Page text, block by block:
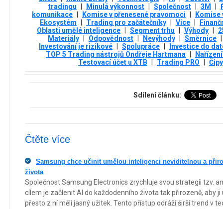
tradingu
Minulá výkonnost Společnost 3М
komunikace
Komise v přenesené pravomoci
Komise
Ekosystém
Trading pro začátečníky Vice
Oblasti umělé inteligence
Segment trhu Výhody
Materiály
Odpovědnost Nevýhody Směrnice
Investování je rizikové
Spolupráce
Investice do
TOP 5 Trading nástrojů Ondřeje Hartmana
Testovací účet u XTB
Trading PRO Čipy
Sdílení článku:
Čtěte více
Samsung chce učinit umělou inteligenci neviditelnou a
života
Společnost Samsung Electronics zrychluje svou strategii tzv.
cílem je začlenit AI do každodenního života tak přirozeně, aby
přesto z ní měli jasný užitek. Tento přístup odráží širší trend v